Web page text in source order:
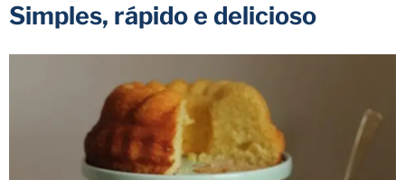
Simples, rápido e delicioso